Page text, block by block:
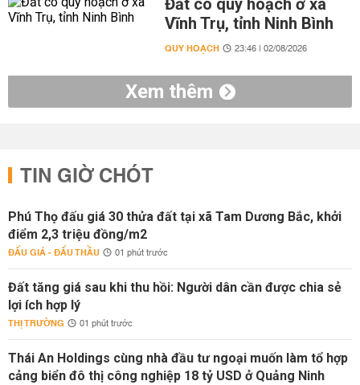
Đất có quy hoạch ở xã
Vĩnh Trụ, tỉnh Ninh Bình
QUY HOẠCH 23:46 | 02/08/2026
Xem thêm
TIN GIỜ CHÓT
Phú Thọ đấu giá 30 thửa đất tại xã Tam Dương Bắc, khởi
điểm 2,3 triệu đồng/m2
ĐẤU GIÁ - ĐẤU THẦU 01 phút trước
Đất tăng giá sau khi thu hồi: Người dân cần được chia sẻ
lợi ích hợp lý
THỊ TRƯỜNG 01 phút trước
Thái An Holdings cùng nhà đầu tư ngoại muốn làm tổ hợp
cảng biển đô thị công nghiệp 18 tỷ USD ở Quảng Ninh